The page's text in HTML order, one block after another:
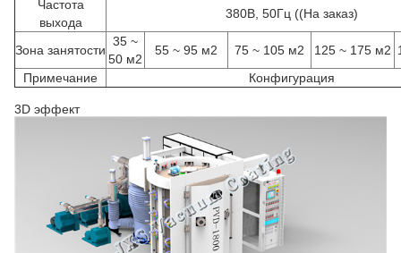
Частота
выхода
380В, 50Гц ((На заказ)
Зона занятости
35 ~
50 м2
55 ~ 95 м2 75 ~ 105 м2 125 ~ 175 м2
Примечание
Конфигурация
3D эффект